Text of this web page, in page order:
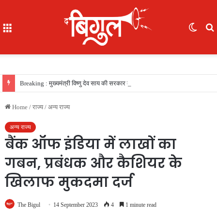
Home / राज्य / अन्य राज्य
अन्य राज्य
बैंक ऑफ इंडिया में लाखों का
गबन, प्रबंधक और कैशियर के
खिलाफ मुकदमा दर्ज
The Bigul 14 September 2023 4 1 minute read